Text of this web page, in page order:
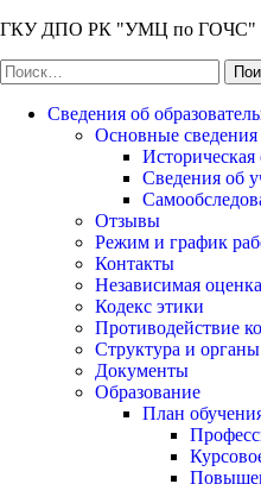
ГКУ ДПО РК "УМЦ по ГОЧС"
Найти:
Сведения об
Основные сведения
Историческая
Сведения об
Отзывы
Режим и график
Контакты
Независимая оценка
Кодекс этики
Противодействие
Структура и
Документы
Образование
План